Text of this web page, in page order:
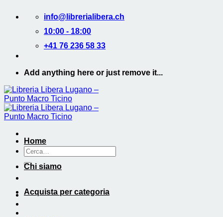
contenuti
info@librerialibera.ch
10:00 - 18:00
+41 76 236 58 33
Add anything here or just remove it...
Cerca:
Home
Chi siamo
Acquista per categoria